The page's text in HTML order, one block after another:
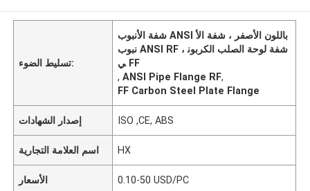
تسليط الضوء:
شفة الأنبوب ANSI باللون الأصفر ، شفة الأ
نبوب ANSI RF ، شفة لوحة الصلب الكربون
ي FF
,ANSI Pipe Flange RF,
FF Carbon Steel Plate Flange
إصدار الشهادات ISO ,CE, ABS
اسم العلامة التجارية HX
الأسعار 0.10-50 USD/PC